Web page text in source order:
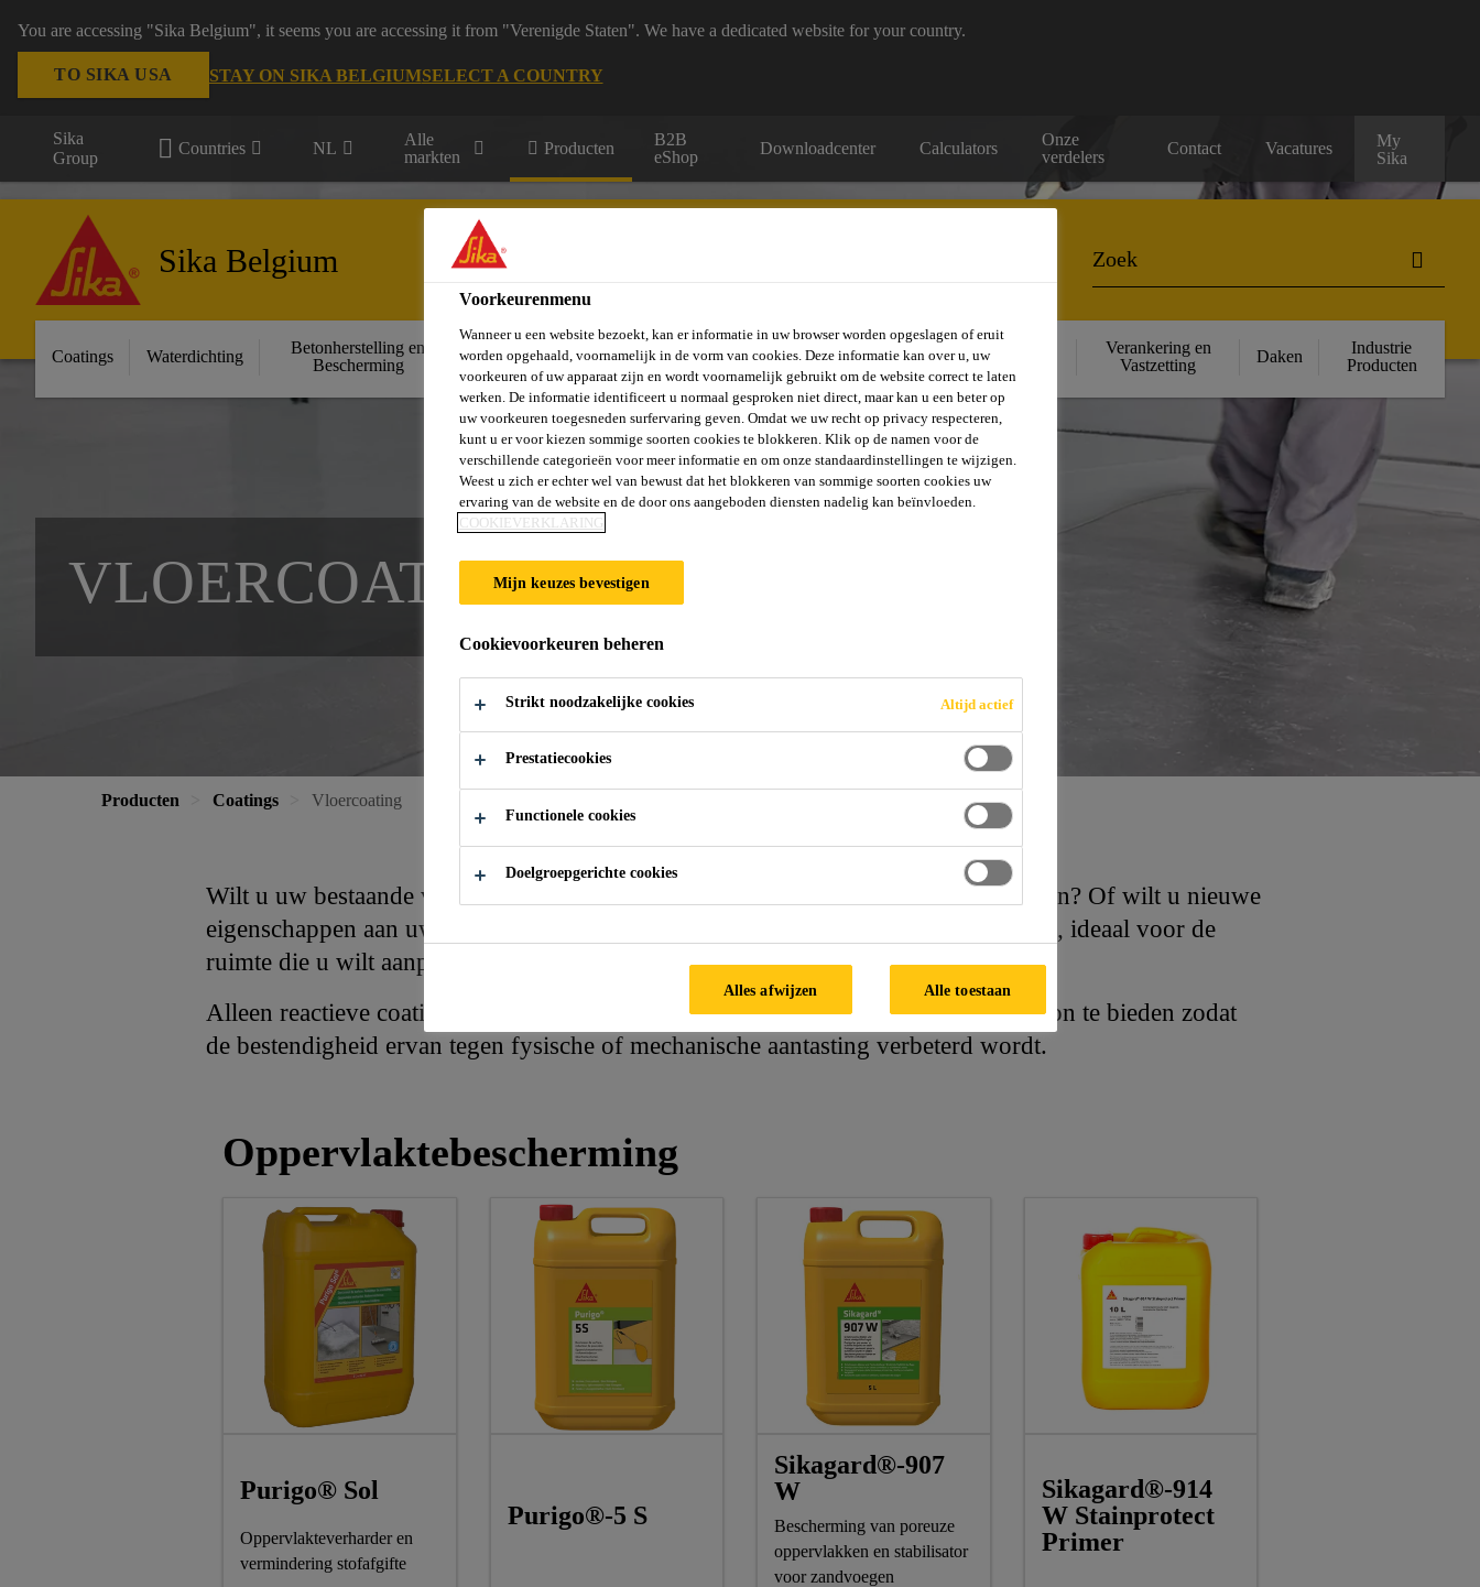
You are accessing "Sika Belgium", it seems you are accessing it from "Verenigde Staten". We have a dedicated website for your country.
TO SIKA USA STAY ON SIKA BELGIUMSELECT A COUNTRY
Sika
Group
Countries NL
Alle
markten
Producten
B2B
eShop
Downloadcenter Calculators
Onze
verdelers
Contact Vacatures
My
Sika
Sika Belgium
Coatings Waterdichting
Betonherstelling en
Bescherming
Gevels, Wanden &
Balkons
Vloeren
Verlijmen en
Afdichten
Beton
Versterking
Verankering en
Vastzetting
Daken
Industrie
Producten
VLOER­COATING
Producten Coatings Vloercoating
Wilt u uw bestaande vloer een nieuw kleurtje of laagje geven ter bescherming geven? Of wilt u nieuwe
eigenschappen aan uw vloer toevoegen? Sika biedt verschillende vloercoatings aan, ideaal voor de
ruimte die u wilt aanpakken.
Alleen reactieve coatings zijn in staat om voldoende extra bescherming aan het beton te bieden zodat
de bestendigheid ervan tegen fysische of mechanische aantasting verbeterd wordt.
Oppervlaktebescherming
Purigo® Sol
Oppervlakteverharder en
vermindering stofafgifte
Purigo®-5 S
Sikagard®-907
W
Bescherming van poreuze
oppervlakken en stabilisator
voor zandvoegen
Sikagard®-914
W Stainprotect
Primer
Voorkeurenmenu
Wanneer u een website bezoekt, kan er informatie in uw browser worden opgeslagen of eruit
worden opgehaald, voornamelijk in de vorm van cookies. Deze informatie kan over u, uw
voorkeuren of uw apparaat zijn en wordt voornamelijk gebruikt om de website correct te laten
werken. De informatie identificeert u normaal gesproken niet direct, maar kan u een beter op
uw voorkeuren toegesneden surfervaring geven. Omdat we uw recht op privacy respecteren,
kunt u er voor kiezen sommige soorten cookies te blokkeren. Klik op de namen voor de
verschillende categorieën voor meer informatie en om onze standaardinstellingen te wijzigen.
Weest u zich er echter wel van bewust dat het blokkeren van sommige soorten cookies uw
ervaring van de website en de door ons aangeboden diensten nadelig kan beïnvloeden.
COOKIEVERKLARING
Mijn keuzes bevestigen
Cookievoorkeuren beheren
Strikt noodzakelijke cookies Altijd actief
Prestatiecookies
Functionele cookies
Doelgroepgerichte cookies
Alles afwijzen Alle toestaan